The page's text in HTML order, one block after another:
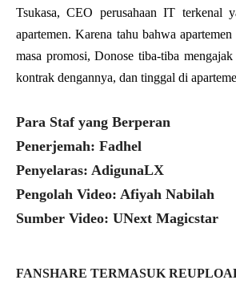
Tsukasa, CEO perusahaan IT terkenal
apartemen. Karena tahu bahwa
masa promosi, Donose tiba-tiba
kontrak dengannya, dan tinggal di
Para Staf yang Berperan
Penerjemah: Fadhel
Penyelaras: AdigunaLX
Pengolah Video: Afiyah Nabilah
Sumber Video: UNext Magicstar
FANSHARE TERMASUK